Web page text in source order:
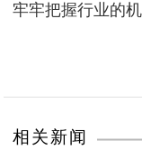
牢牢把握行业的
相关新闻